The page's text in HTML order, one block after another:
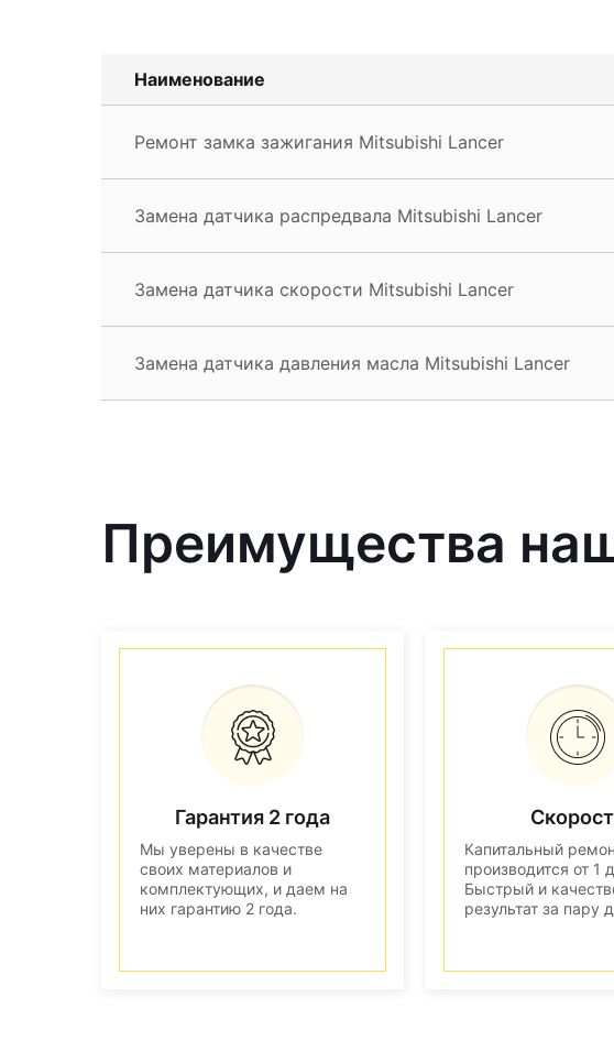
Наименование
Ремонт замка зажигания Mitsubishi Lancer
Замена датчика распредвала Mitsubishi Lancer
Замена датчика скорости Mitsubishi Lancer
Замена датчика давления масла Mitsubishi Lancer
Преимущества
Гарантия 2 года
Мы уверены в качестве
своих материалов и
комплектующих, и даем на
них гарантию 2 года.
Капитальный
производится от 1
Быстрый и
результат за пару